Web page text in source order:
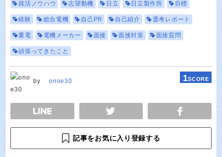
就活ノウハウ 志望動機 日立 日立製作所 目標
経験 総合電機 自己PR 自己紹介 選考レポート
重電 電機メーカー 面接 面接対策 面接質問
頑張ってきたこと
by onoe30 1SCORE
TWEET
記事をお気に入り登録する